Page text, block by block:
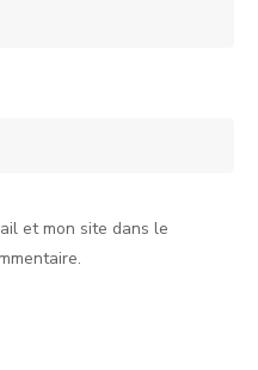
et mon site dans le